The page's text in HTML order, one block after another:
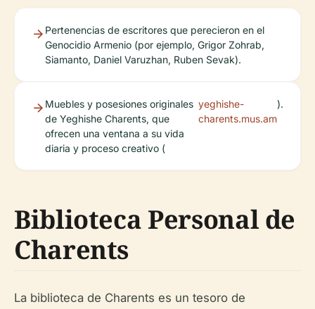
Pertenencias de escritores que perecieron en el
Genocidio Armenio (por ejemplo, Grigor Zohrab,
Siamanto, Daniel Varuzhan, Ruben Sevak).
Muebles y posesiones originales
de Yeghishe Charents, que
ofrecen una ventana a su vida
diaria y proceso creativo (
yeghishe-
charents.mus.am
).
Biblioteca Personal de
Charents
La biblioteca de Charents es un tesoro de